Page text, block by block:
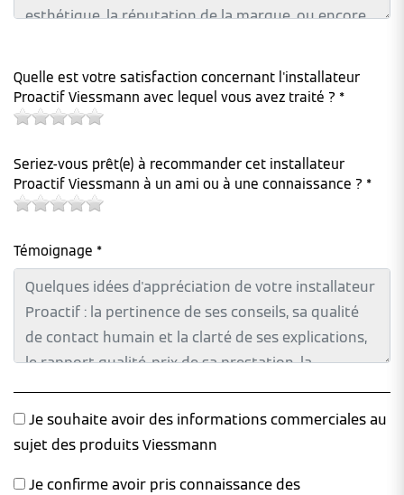
Quelle est votre satisfaction concernant l'installateur
Proactif Viessmann avec lequel vous avez traité ? *
Seriez-vous prêt(e) à recommander cet installateur
Proactif Viessmann à un ami ou à une connaissance ? *
Témoignage *
Je souhaite avoir des informations commerciales au
sujet des produits Viessmann
Je confirme avoir pris connaissance des